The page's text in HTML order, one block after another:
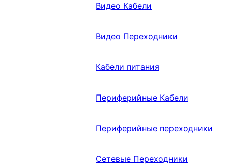
Видео Кабели
Видео Переходники
Кабели питания
Периферийные Кабели
Периферийные переходники
Сетевые Переходники